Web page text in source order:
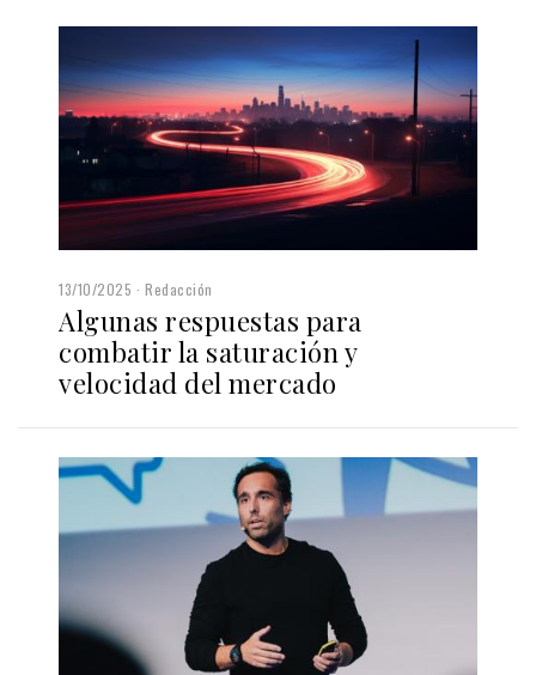
13/10/2025 Redacción
Algunas respuestas para
combatir la saturación y
velocidad del mercado